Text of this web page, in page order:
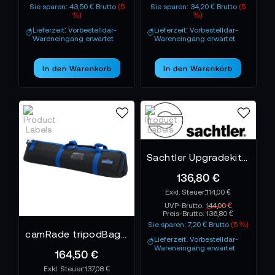
Sie sparen: 43,50 € Brutto (5
%)
Lieferzeit: Vorbestelldar-
Wareneingang erwartet
In den Warenkorb
Sie sparen: 34,20 € Brutto(5
%)
Lieferzeit: Vorbestelldar-
Wareneingang erwartet
In den Warenkorb
164,50 €
137,08 €
136,80 €
114,00 €
UVP-Brutto: 144,00 €
Preis-Brutto:136,80 €
Sie sparen: 7,20 € Brutto (5 %)
Lieferzeit: Vorbestelldar-
Wareneingang erwartet